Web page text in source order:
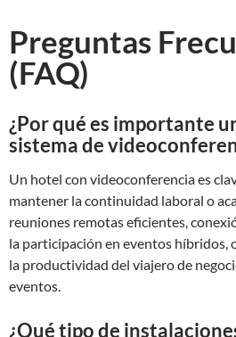
Preguntas
(FAQ)
¿Por qué es importante
sistema de
Un hotel con videoconferencia es
mantener la continuidad laboral o
reuniones remotas eficientes,
la participación en eventos híbridos,
la productividad del viajero de
eventos.
¿Qué tipo de